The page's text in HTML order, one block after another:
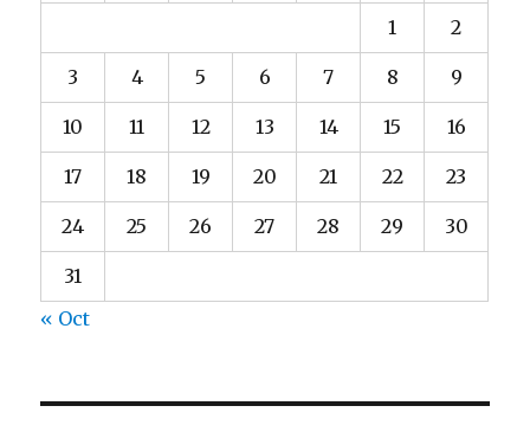
1 2
3 4 5 6 7 8 9
10 11 12 13 14 15 16
17 18 19 20 21 22 23
24 25 26 27 28 29 30
31
« Oct